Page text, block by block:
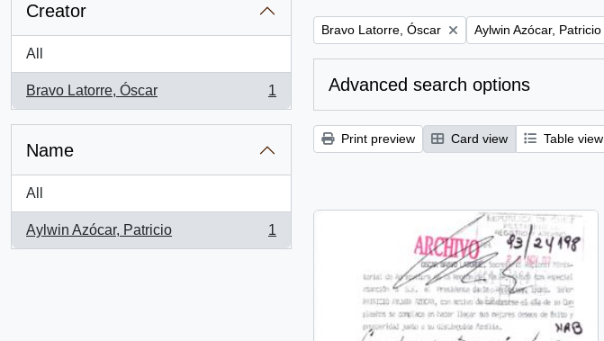
Creator
All
Bravo Latorre, Óscar
, 1 results
1
Name
All
Aylwin Azócar, Patricio
, 1 results
1
Remove filter:
Bravo Latorre, Óscar Remove filter:
Aylwin Azócar, Patricio
Advanced search options
Print preview Card view Table view